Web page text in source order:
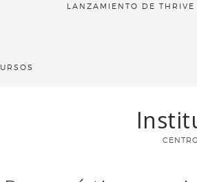
LANZAMIENTO DE THRIVE